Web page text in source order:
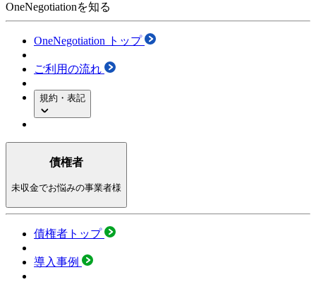
OneNegotiationを知る
OneNegotiation トップ
ご利用の流れ
規約・表記
債権者
未収金でお悩みの事業者様
債権者トップ
導入事例